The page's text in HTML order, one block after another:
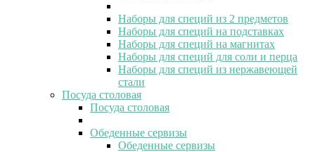
Наборы для специй из 2 предметов
Наборы для специй на подставках
Наборы для специй на магнитах
Наборы для специй для соли и перца
Наборы для специй из нержавеющей
стали
Посуда столовая
Посуда столовая
Обеденные сервизы
Обеденные сервизы